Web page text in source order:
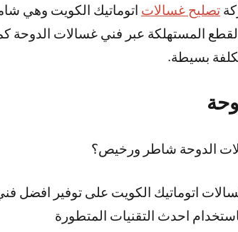
تصليح غسالات اتوماتيك الكويت وهي
المستهلكة عبر فني غسالات
بسيطة.
الدوحة شاطر ورخيص؟
اتوماتيك الكويت على توفير افضل
احدث التقنيات المتطورة